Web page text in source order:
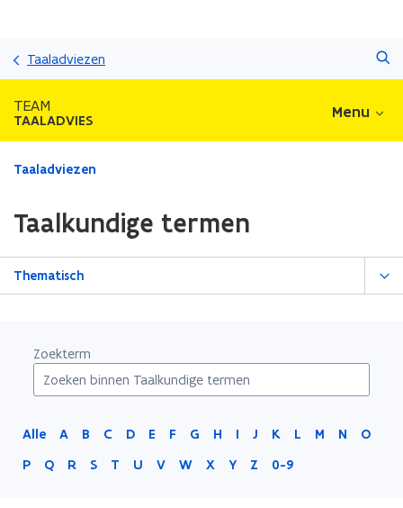
Taaladviezen
TEAM
TAALADVIES Menu
Gedaan
zich
op:
Taalkundige
Taaladviezen
Taalkundige termen
Thematisch
Zoekterm
Alle A B C D E F G H I J K L M N
O
P
Q R S T U V W X Y Z 0-9